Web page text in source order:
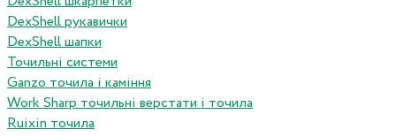
DexShell рукавички
DexShell шапки
Точильні системи
Ganzo точила і каміння
Work Sharp точильні верстати і точила
Ruixin точила